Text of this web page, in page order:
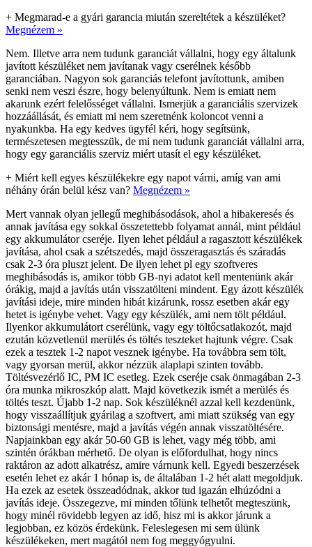
+ Megmarad-e a gyári garancia miután szereltétek a készüléket?
Megnézem »
Nem. Illetve arra nem tudunk garanciát vállalni, hogy egy általunk
javított készüléket nem javítanak vagy cserélnek később
garanciában. Nagyon sok garanciás telefont javítottunk, amiben
senki nem veszi észre, hogy belenyúltunk. Nem is emiatt nem
akarunk ezért felelősséget vállalni. Ismerjük a garanciális szervizek
hozzáállását, és emiatt mi nem szeretnénk koloncot venni a
nyakunkba. Ha egy kedves ügyfél kéri, hogy segítsünk,
természetesen megtesszük, de mi nem tudunk garanciát vállalni arra,
hogy egy garanciális szerviz miért utasít el egy készüléket.
+ Miért kell egyes készülékekre egy napot várni, amíg van ami
néhány órán belül kész van? Megnézem »
Mert vannak olyan jellegű meghibásodások, ahol a hibakeresés és
annak javítása egy sokkal összetettebb folyamat annál, mint például
egy akkumulátor cseréje. Ilyen lehet például a ragasztott készülékek
javítása, ahol csak a szétszedés, majd összeragasztás és száradás
csak 2-3 óra pluszt jelent. De ilyen lehet pl egy szoftveres
meghibásodás is, amikor több GB-nyi adatot kell mentenünk akár
órákig, majd a javítás után visszatölteni mindent. Egy ázott készülék
javítási ideje, mire minden hibát kizárunk, rossz esetben akár egy
hetet is igénybe vehet. Vagy egy készülék, ami nem tölt például.
Ilyenkor akkumulátort cserélünk, vagy egy töltőcsatlakozót, majd
ezután közvetlenül merülés és töltés teszteket hajtunk végre. Csak
ezek a tesztek 1-2 napot vesznek igénybe. Ha továbbra sem tölt,
vagy gyorsan merül, akkor nézzük alaplapi szinten tovább.
Töltésvezérlő IC, PM IC esetleg. Ezek cseréje csak önmagában 2-3
óra munka mikroszkóp alatt. Majd következik ismét a merülés és
töltés teszt. Újabb 1-2 nap. Sok készüléknél azzal kell kezdenünk,
hogy visszaállítjuk gyárilag a szoftvert, ami miatt szükség van egy
biztonsági mentésre, majd a javítás végén annak visszatöltésére.
Napjainkban egy akár 50-60 GB is lehet, vagy még több, ami
szintén órákban mérhető. De olyan is előfordulhat, hogy nincs
raktáron az adott alkatrész, amire várnunk kell. Egyedi beszerzések
esetén lehet ez akár 1 hónap is, de általában 1-2 hét alatt megoldjuk.
Ha ezek az esetek összeadódnak, akkor tud igazán elhúzódni a
javítás ideje. Összegezve, mi minden tőlünk telhetőt megteszünk,
hogy minél rövidebb legyen az idő, hisz mi is akkor járunk a
legjobban, ez közös érdekünk. Feleslegesen mi sem ülünk
készülékeken, mert magától nem fog meggyógyulni.